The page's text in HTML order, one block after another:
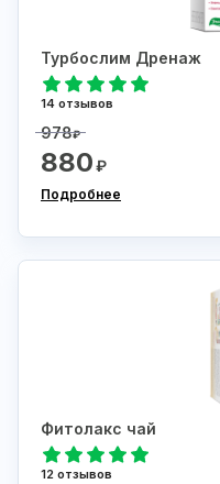
Турбослим Дренаж
14 отзывов
978₽
880₽
Подробнее
Фитолакс чай
12 отзывов